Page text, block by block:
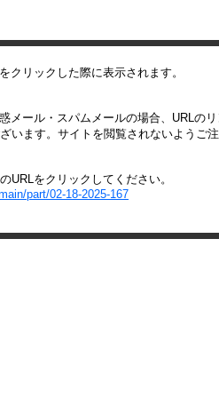
クリックした際に表示されます。
メール・スパムメールの場合、URLの
います。サイトを閲覧されないようご
URLをクリックしてください。
part/02-18-2025-167